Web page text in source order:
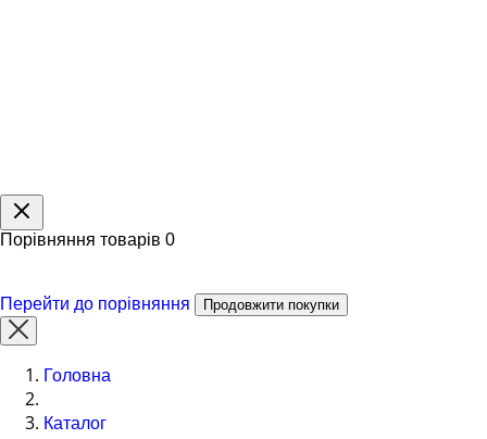
Порівняння товарів 0
Перейти до порівняння Продовжити покупки
Головна
Каталог